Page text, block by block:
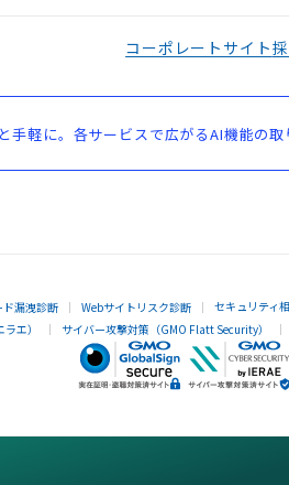
コーポレートサイト
手軽に。各サービスで広がるAI機能の取
ド漏洩診断 Webサイトリスク診断
セキュリティ
エ） サイバー攻撃対策（GMO Flatt Security）